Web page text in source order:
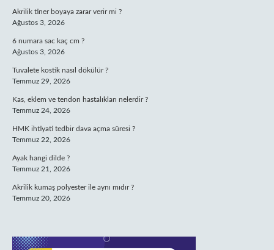
Akrilik tiner boyaya zarar verir mi ?
Ağustos 3, 2026
6 numara sac kaç cm ?
Ağustos 3, 2026
Tuvalete kostik nasıl dökülür ?
Temmuz 29, 2026
Kas, eklem ve tendon hastalıkları nelerdir ?
Temmuz 24, 2026
HMK ihtiyati tedbir dava açma süresi ?
Temmuz 22, 2026
Ayak hangi dilde ?
Temmuz 21, 2026
Akrilik kumaş polyester ile aynı mıdır ?
Temmuz 20, 2026